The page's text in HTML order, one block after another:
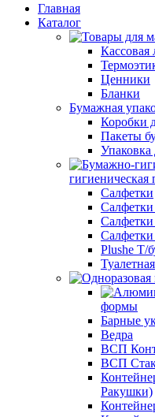
Главная
Каталог
Кассовая
Ценники
Бланки
Бумажная
Коробки
Пакеты
Упаковка
гигиеническая
Салфетки
Салфетки
Plushe Т/
формы
Барные
Ведра
ВСП
ВСП
Ракушки)